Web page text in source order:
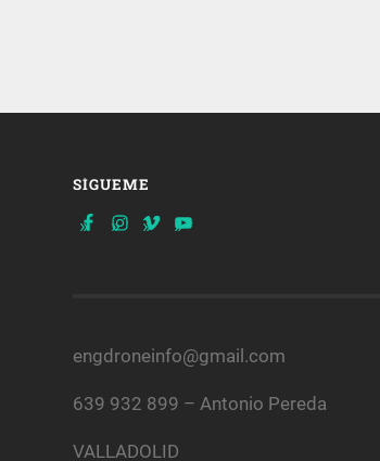
SÍGUEME
engdroneinfo@gmail.com
639 932 899 – Antonio Pereda
VALLADOLID